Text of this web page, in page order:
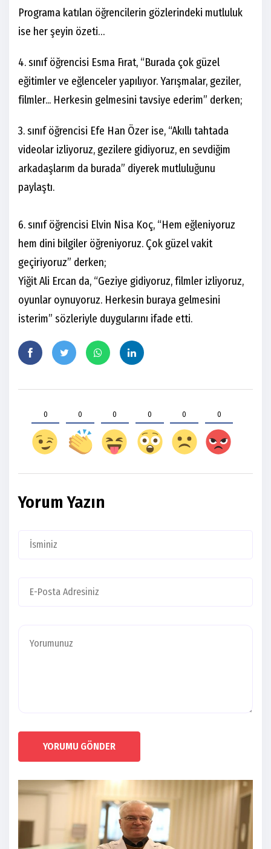
Programa katılan öğrencilerin gözlerindeki mutluluk
ise her şeyin özeti…
4. sınıf öğrencisi Esma Fırat, “Burada çok güzel
eğitimler ve eğlenceler yapılıyor. Yarışmalar, geziler,
filmler... Herkesin gelmesini tavsiye ederim” derken;
3. sınıf öğrencisi Efe Han Özer ise, “Akıllı tahtada
videolar izliyoruz, gezilere gidiyoruz, en sevdiğim
arkadaşlarım da burada” diyerek mutluluğunu
paylaştı.
6. sınıf öğrencisi Elvin Nisa Koç, “Hem eğleniyoruz
hem dini bilgiler öğreniyoruz. Çok güzel vakit
geçiriyoruz” derken;
Yiğit Ali Ercan da, “Geziye gidiyoruz, filmler izliyoruz,
oyunlar oynuyoruz. Herkesin buraya gelmesini
isterim” sözleriyle duygularını ifade etti.
0 0 0 0 0 0
Yorum Yazın
YORUMU GÖNDER